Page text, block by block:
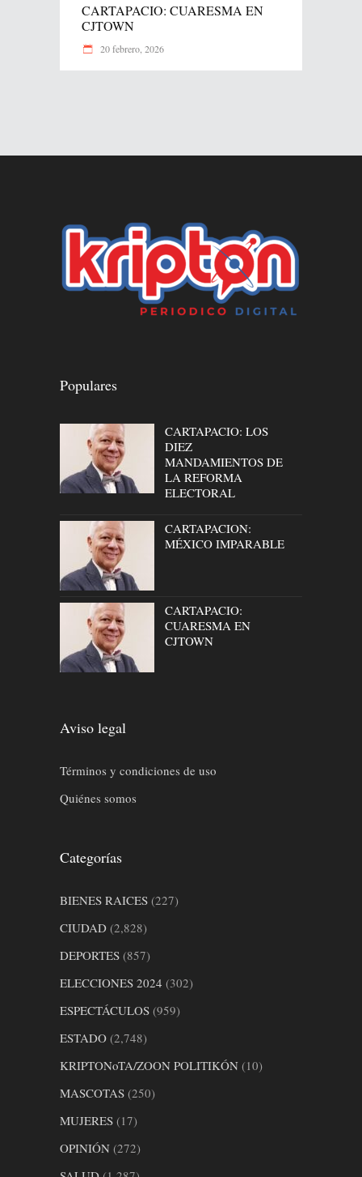
CARTAPACIO: CUARESMA EN
CJTOWN
20 febrero, 2026
Populares
CARTAPACIO: LOS
DIEZ
MANDAMIENTOS DE
LA REFORMA
ELECTORAL
CARTAPACION:
MÉXICO IMPARABLE
CARTAPACIO:
CUARESMA EN
CJTOWN
Aviso legal
Términos y condiciones de uso
Quiénes somos
Categorías
BIENES RAICES (227)
CIUDAD (2,828)
DEPORTES (857)
ELECCIONES 2024 (302)
ESPECTÁCULOS (959)
ESTADO (2,748)
KRIPTONoTA/ZOON POLITIKÓN (10)
MASCOTAS (250)
MUJERES (17)
OPINIÓN (272)